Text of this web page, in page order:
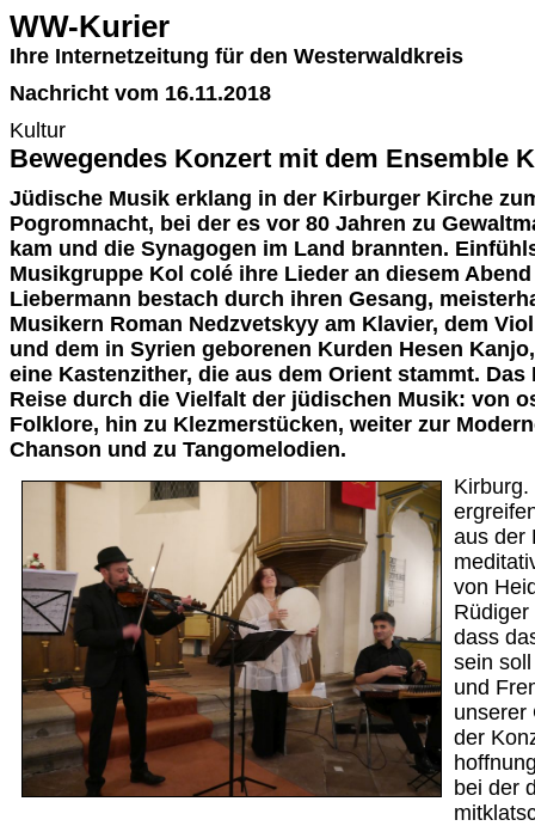
WW-Kurier
Ihre Internetzeitung für den Westerwaldkreis
Nachricht vom 16.11.2018
Kultur
Bewegendes Konzert mit dem Ensemble
Jüdische Musik erklang in der Kirburger Kirche
Pogromnacht, bei der es vor 80 Jahren zu
kam und die Synagogen im Land brannten.
Musikgruppe Kol colé ihre Lieder an diesem
Liebermann bestach durch ihren Gesang,
Musikern Roman Nedzvetskyy am Klavier, dem
und dem in Syrien geborenen Kurden Hesen
eine Kastenzither, die aus dem Orient stammt. Das
Reise durch die Vielfalt der jüdischen Musik: von
Folklore, hin zu Klezmerstücken, weiter zur
Chanson und zu Tangomelodien.
aus der
von
dass
sein
und
unserer
der
bei der